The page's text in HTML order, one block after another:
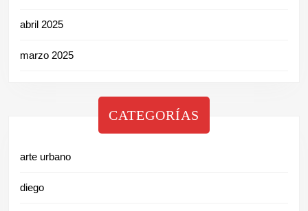
abril 2025
marzo 2025
CATEGORÍAS
arte urbano
diego